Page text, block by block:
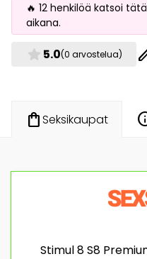
🔥 12 henkilöä katsoi
aikana.
star 5.0(0 arvostelua)
shopping_bagSeksikaupat
Stimul 8 S8